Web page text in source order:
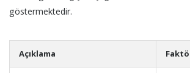
göstermektedir.
Açıklama